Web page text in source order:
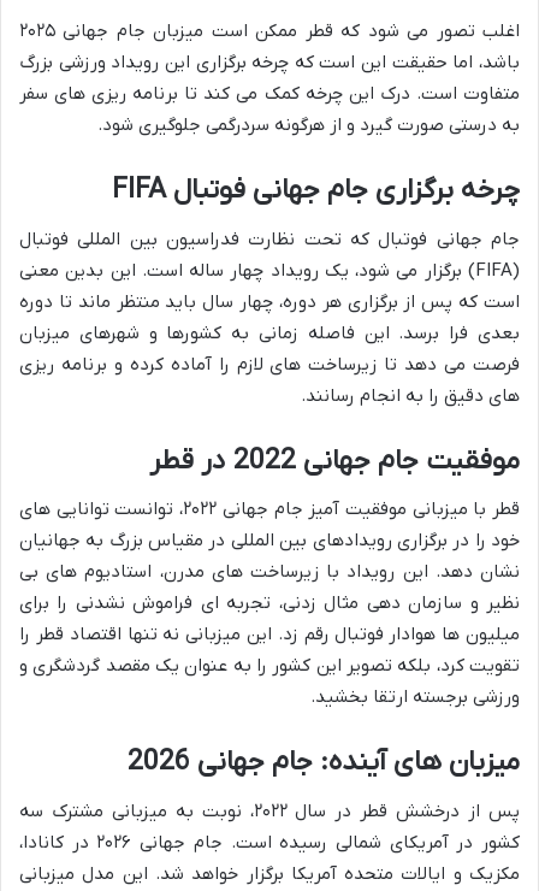
اغلب تصور می شود که قطر ممکن است میزبان جام جهانی ۲۰۲۵
باشد، اما حقیقت این است که چرخه برگزاری این رویداد ورزشی بزرگ
متفاوت است. درک این چرخه کمک می کند تا برنامه ریزی های سفر
به درستی صورت گیرد و از هرگونه سردرگمی جلوگیری شود.
چرخه برگزاری جام جهانی فوتبال FIFA
جام جهانی فوتبال که تحت نظارت فدراسیون بین المللی فوتبال
(FIFA) برگزار می شود، یک رویداد چهار ساله است. این بدین معنی
است که پس از برگزاری هر دوره، چهار سال باید منتظر ماند تا دوره
بعدی فرا برسد. این فاصله زمانی به کشورها و شهرهای میزبان
فرصت می دهد تا زیرساخت های لازم را آماده کرده و برنامه ریزی
های دقیق را به انجام رسانند.
موفقیت جام جهانی 2022 در قطر
قطر با میزبانی موفقیت آمیز جام جهانی ۲۰۲۲، توانست توانایی های
خود را در برگزاری رویدادهای بین المللی در مقیاس بزرگ به جهانیان
نشان دهد. این رویداد با زیرساخت های مدرن، استادیوم های بی
نظیر و سازمان دهی مثال زدنی، تجربه ای فراموش نشدنی را برای
میلیون ها هوادار فوتبال رقم زد. این میزبانی نه تنها اقتصاد قطر را
تقویت کرد، بلکه تصویر این کشور را به عنوان یک مقصد گردشگری و
ورزشی برجسته ارتقا بخشید.
میزبان های آینده: جام جهانی 2026
پس از درخشش قطر در سال ۲۰۲۲، نوبت به میزبانی مشترک سه
کشور در آمریکای شمالی رسیده است. جام جهانی ۲۰۲۶ در کانادا،
مکزیک و ایالات متحده آمریکا برگزار خواهد شد. این مدل میزبانی